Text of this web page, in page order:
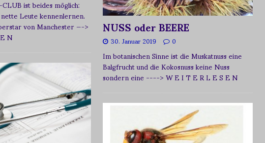
ist beides möglich:
Leute kennenlernen.
von Manchester—->
N NUSS oder BEERE
30. Januar 2019 0
Im botanischen Sinne ist die Muskatnuss eine
Balgfrucht und die Kokosnuss keine Nuss
sondern eine----> W E I T E R L E S E N